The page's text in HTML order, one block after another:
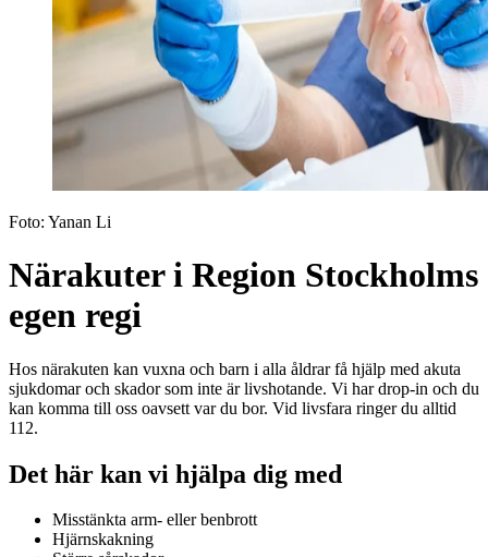
Foto: Yanan Li
Närakuter i Region Stockholms
egen regi
Hos närakuten kan vuxna och barn i alla åldrar få hjälp med akuta
sjukdomar och skador som inte är livshotande. Vi har drop-in och du
kan komma till oss oavsett var du bor. Vid livsfara ringer du alltid
112.
Det här kan vi hjälpa dig med
Misstänkta arm- eller benbrott
Hjärnskakning